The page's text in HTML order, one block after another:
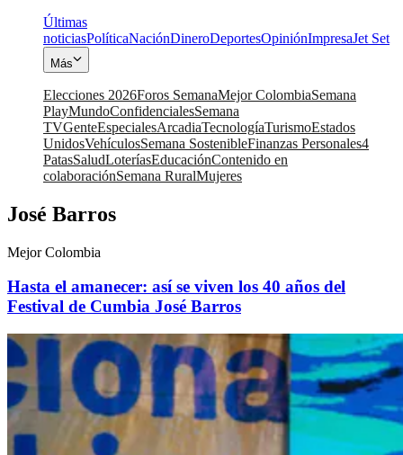
Últimas
noticiasPolíticaNaciónDineroDeportesOpiniónImpresaJet Set
Más
Elecciones 2026Foros SemanaMejor ColombiaSemana
PlayMundoConfidencialesSemana
TVGenteEspecialesArcadiaTecnologíaTurismoEstados
UnidosVehículosSemana SostenibleFinanzas Personales4
PatasSaludLoteríasEducaciónContenido en
colaboraciónSemana RuralMujeres
José Barros
Mejor Colombia
Hasta el amanecer: así se viven los 40 años del
Festival de Cumbia José Barros